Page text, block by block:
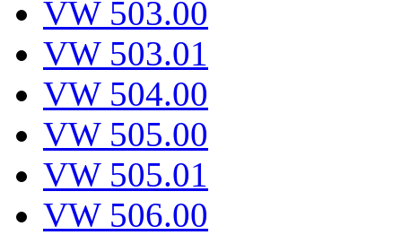
VW 503.00
VW 503.01
VW 504.00
VW 505.00
VW 505.01
VW 506.00